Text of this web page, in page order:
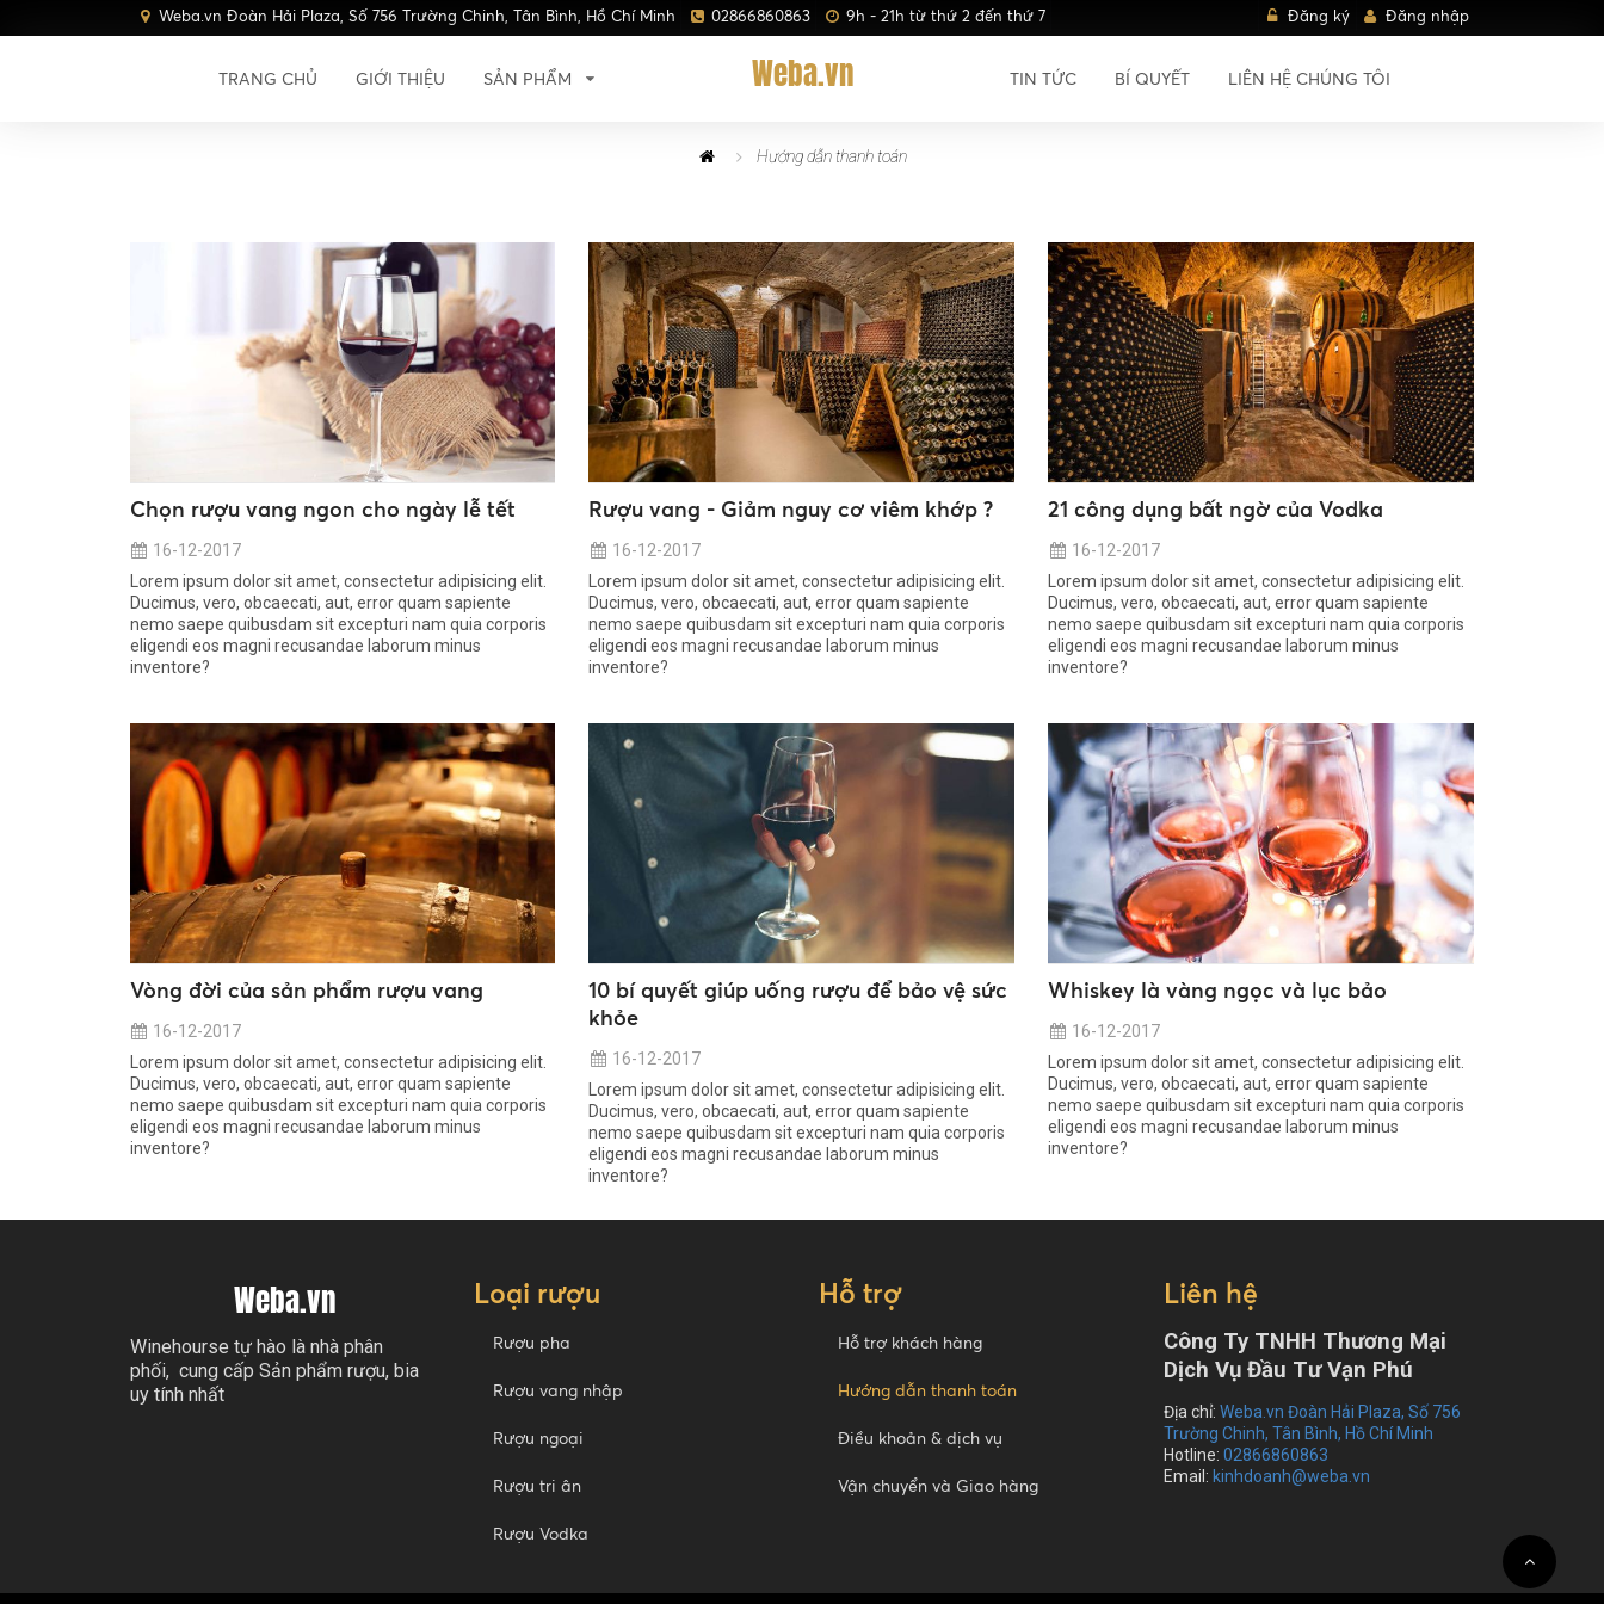
Weba.vn Đoàn Hải Plaza, Số 756 Trường Chinh, Tân Bình, Hồ Chí Minh 02866860863 9h - 21h từ thứ 2 đến thứ 7 Đăng ký Đăng nhập
TRANG CHỦ GIỚI THIỆU SẢN PHẨM Weba.vn TIN TỨC BÍ QUYẾT LIÊN HỆ CHÚNG TÔI
Hướng dẫn thanh toán
Chọn rượu vang ngon cho ngày lễ tết
16-12-2017
Lorem ipsum dolor sit amet, consectetur adipisicing elit.
Ducimus, vero, obcaecati, aut, error quam sapiente
nemo saepe quibusdam sit excepturi nam quia corporis
eligendi eos magni recusandae laborum minus
inventore?
Rượu vang - Giảm nguy cơ viêm khớp ?
16-12-2017
Lorem ipsum dolor sit amet, consectetur adipisicing elit.
Ducimus, vero, obcaecati, aut, error quam sapiente
nemo saepe quibusdam sit excepturi nam quia corporis
eligendi eos magni recusandae laborum minus
inventore?
21 công dụng bất ngờ của Vodka
16-12-2017
Lorem ipsum dolor sit amet, consectetur adipisicing elit.
Ducimus, vero, obcaecati, aut, error quam sapiente
nemo saepe quibusdam sit excepturi nam quia corporis
eligendi eos magni recusandae laborum minus
inventore?
Vòng đời của sản phẩm rượu vang
16-12-2017
Lorem ipsum dolor sit amet, consectetur adipisicing elit.
Ducimus, vero, obcaecati, aut, error quam sapiente
nemo saepe quibusdam sit excepturi nam quia corporis
eligendi eos magni recusandae laborum minus
inventore?
10 bí quyết giúp uống rượu để bảo vệ sức
khỏe
16-12-2017
Lorem ipsum dolor sit amet, consectetur adipisicing elit.
Ducimus, vero, obcaecati, aut, error quam sapiente
nemo saepe quibusdam sit excepturi nam quia corporis
eligendi eos magni recusandae laborum minus
inventore?
Whiskey là vàng ngọc và lục bảo
16-12-2017
Lorem ipsum dolor sit amet, consectetur adipisicing elit.
Ducimus, vero, obcaecati, aut, error quam sapiente
nemo saepe quibusdam sit excepturi nam quia corporis
eligendi eos magni recusandae laborum minus
inventore?
Weba.vn
Winehourse tự hào là nhà phân
phối, cung cấp Sản phẩm rượu, bia
uy tính nhất
Loại rượu
Rượu pha
Rượu vang nhập
Rượu ngoại
Rượu tri ân
Rượu Vodka
Hỗ trợ
Hỗ trợ khách hàng
Hướng dẫn thanh toán
Điều khoản & dịch vụ
Vận chuyển và Giao hàng
Liên hệ
Công Ty TNHH Thương Mại
Dịch Vụ Đầu Tư Vạn Phú
Địa chỉ: Weba.vn Đoàn Hải Plaza, Số 756
Trường Chinh, Tân Bình, Hồ Chí Minh
Hotline: 02866860863
Email: kinhdoanh@weba.vn